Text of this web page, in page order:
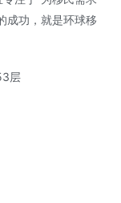
成功，就是环球移
层